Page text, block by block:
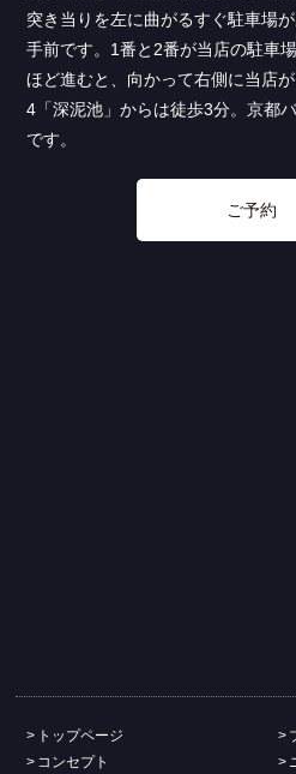
突き当りを左に曲がるすぐ駐車場
手前です。1番と2番が当店の駐車
ほど進むと、向かって右側に当店
4「深泥池」からは徒歩3分。京都
です。
ご予約
トップページ
コンセプト